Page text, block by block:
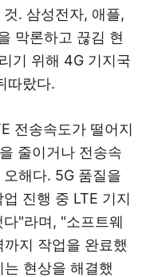
. 삼성전자, 애플,
막론하고 끊김 현
기 위해 4G 기지국
따랐다.
전송속도가 떨어지
줄이거나 전송속
해다. 5G 품질을
진행 중 LTE 기지
"라며, "소프트웨
지 작업을 완료했
현상을 해결했